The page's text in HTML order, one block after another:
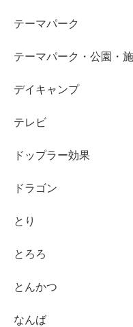
テーマパーク
テーマパーク・公園・
デイキャンプ
テレビ
ドップラー効果
ドラゴン
とり
とろろ
とんかつ
なんば